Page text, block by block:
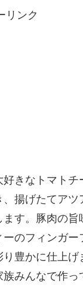
リンク
きなトマト
揚げたてア
す。豚肉の
のフィンガー
豊かに仕上げ
みんなで作